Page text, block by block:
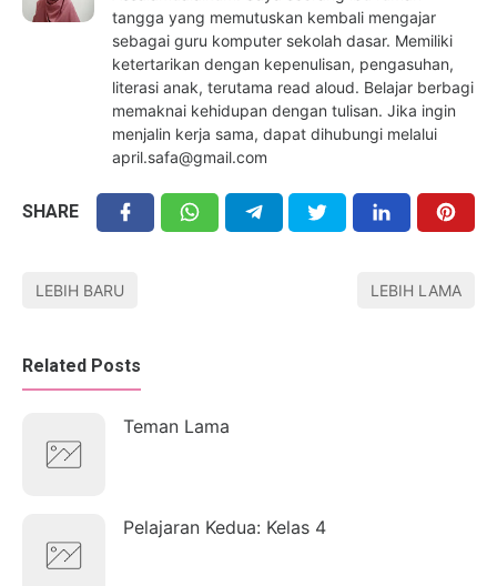
tangga yang memutuskan kembali mengajar
sebagai guru komputer sekolah dasar. Memiliki
ketertarikan dengan kepenulisan, pengasuhan,
literasi anak, terutama read aloud. Belajar berbagi
memaknai kehidupan dengan tulisan. Jika ingin
menjalin kerja sama, dapat dihubungi melalui
april.safa@gmail.com
SHARE
LEBIH BARU LEBIH LAMA
Related Posts
Teman Lama
Pelajaran Kedua: Kelas 4